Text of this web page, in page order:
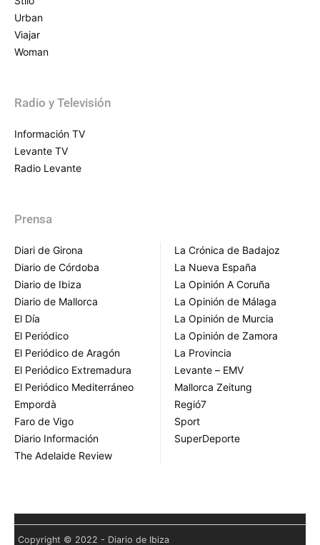
Urban
Viajar
Woman
Radio y Televisión
Información TV
Levante TV
Radio Levante
Prensa
Diari de Girona
Diario de Córdoba
Diario de Ibiza
Diario de Mallorca
El Día
El Periódico
El Periódico de Aragón
El Periódico Extremadura
El Periódico Mediterráneo
Empordà
Faro de Vigo
Diario Información
The Adelaide Review
La Crónica de Badajoz
La Nueva España
La Opinión A Coruña
La Opinión de Málaga
La Opinión de Murcia
La Opinión de Zamora
La Provincia
Levante – EMV
Mallorca Zeitung
Regió7
Sport
SuperDeporte
Copyright © 2022 - Diario de Ibiza